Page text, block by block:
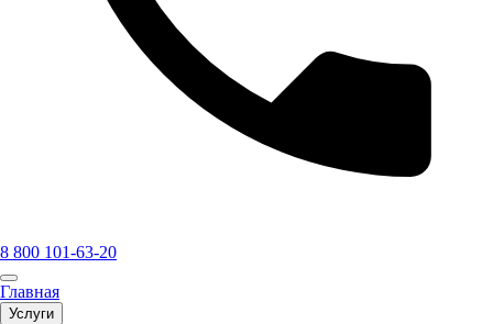
8 800 101-63-20
Главная
Услуги